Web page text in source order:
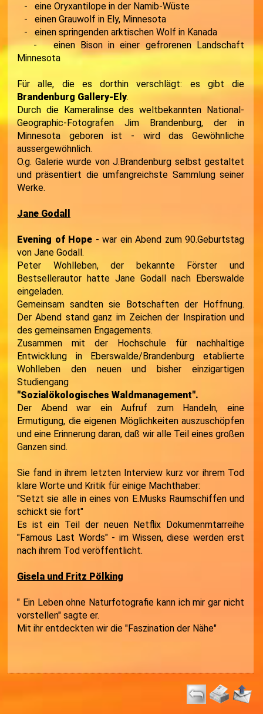
- eine Oryxantilope in der Namib-Wüste
- einen Grauwolf in Ely, Minnesota
- einen springenden arktischen Wolf in Kanada
- einen Bison in einer gefrorenen Landschaft
Minnesota
Für alle, die es dorthin verschlägt: es gibt die
Brandenburg Gallery-Ely.
Durch die Kameralinse des weltbekannten National-
Geographic-Fotografen Jim Brandenburg, der in
Minnesota geboren ist - wird das Gewöhnliche
aussergewöhnlich.
O.g. Galerie wurde von J.Brandenburg selbst gestaltet
und präsentiert die umfangreichste Sammlung seiner
Werke.
Jane Godall
Evening of Hope - war ein Abend zum 90.Geburtstag
von Jane Godall.
Peter Wohlleben, der bekannte Förster und
Bestsellerautor hatte Jane Godall nach Eberswalde
eingeladen.
Gemeinsam sandten sie Botschaften der Hoffnung.
Der Abend stand ganz im Zeichen der Inspiration und
des gemeinsamen Engagements.
Zusammen mit der Hochschule für nachhaltige
Entwicklung in Eberswalde/Brandenburg etablierte
Wohlleben den neuen und bisher einzigartigen
Studiengang
"Sozialökologisches Waldmanagement".
Der Abend war ein Aufruf zum Handeln, eine
Ermutigung, die eigenen Möglichkeiten auszuschöpfen
und eine Erinnerung daran, daß wir alle Teil eines großen
Ganzen sind.
Sie fand in ihrem letzten Interview kurz vor ihrem Tod
klare Worte und Kritik für einige Machthaber:
"Setzt sie alle in eines von E.Musks Raumschiffen und
schickt sie fort"
Es ist ein Teil der neuen Netflix Dokumenmtarreihe
"Famous Last Words" - im Wissen, diese werden erst
nach ihrem Tod veröffentlicht.
Gisela und Fritz Pölking
" Ein Leben ohne Naturfotografie kann ich mir gar nicht
vorstellen" sagte er.
Mit ihr entdeckten wir die "Faszination der Nähe"